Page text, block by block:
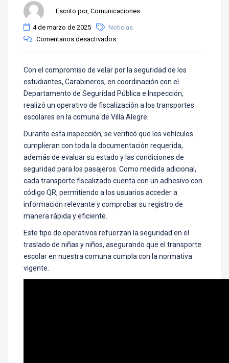
Escrito por, Comunicaciones
4 de marzo de 2025
Noticias
Comentarios desactivados
Con el compromiso de velar por la seguridad de los
estudiantes, Carabineros, en coordinación con el
Departamento de Seguridad Pública e Inspección,
realizó un operativo de fiscalización a los transportes
escolares en la comuna de Villa Alegre.
Durante esta inspección, se verificó que los vehículos
cumplieran con toda la documentación requerida,
además de evaluar su estado y las condiciones de
seguridad para los pasajeros. Como medida adicional,
cada transporte fiscalizado cuenta con un adhesivo con
código QR, permitiendo a los usuarios acceder a
información relevante y comprobar su registro de
manera rápida y eficiente.
Este tipo de operativos refuerzan la seguridad en el
traslado de niñas y niños, asegurando que el transporte
escolar en nuestra comuna cumpla con la normativa
vigente.